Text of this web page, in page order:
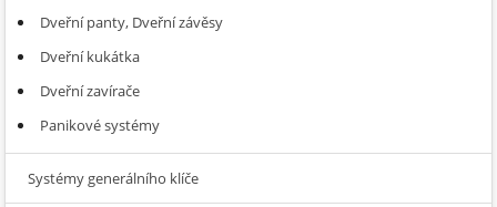
Dveřní panty, Dveřní závěsy
Dveřní kukátka
Dveřní zavírače
Panikové systémy
Systémy generálního klíče